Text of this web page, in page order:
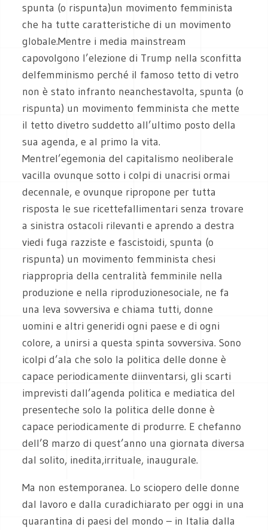
spunta (o rispunta)un movimento femminista
che ha tutte caratteristiche di un movimento
globale.Mentre i media mainstream
capovolgono l’elezione di Trump nella sconfitta
delfemminismo perché il famoso tetto di vetro
non è stato infranto neanchestavolta, spunta (o
rispunta) un movimento femminista che mette
il tetto divetro suddetto all’ultimo posto della
sua agenda, e al primo la vita.
Mentrel’egemonia del capitalismo neoliberale
vacilla ovunque sotto i colpi di unacrisi ormai
decennale, e ovunque ripropone per tutta
risposta le sue ricettefallimentari senza trovare
a sinistra ostacoli rilevanti e aprendo a destra
viedi fuga razziste e fascistoidi, spunta (o
rispunta) un movimento femminista chesi
riappropria della centralità femminile nella
produzione e nella riproduzionesociale, ne fa
una leva sovversiva e chiama tutti, donne
uomini e altri generidi ogni paese e di ogni
colore, a unirsi a questa spinta sovversiva. Sono
icolpi d’ala che solo la politica delle donne è
capace periodicamente diinventarsi, gli scarti
imprevisti dall’agenda politica e mediatica del
presenteche solo la politica delle donne è
capace periodicamente di produrre. E chefanno
dell’8 marzo di quest’anno una giornata diversa
dal solito, inedita,irrituale, inaugurale.
Ma non estemporanea. Lo sciopero delle donne
dal lavoro e dalla curadichiarato per oggi in una
quarantina di paesi del mondo – in Italia dalla